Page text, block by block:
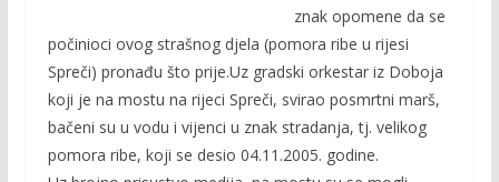
znak opomene da se
počinioci ovog strašnog djela (pomora ribe u rijesi
Spreči) pronađu što prije.Uz gradski orkestar iz Doboja
koji je na mostu na rijeci Spreči, svirao posmrtni marš,
bačeni su u vodu i vijenci u znak stradanja, tj. velikog
pomora ribe, koji se desio 04.11.2005. godine.